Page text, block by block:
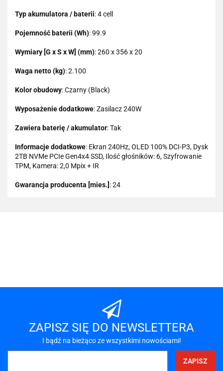
Typ akumulatora / baterii: 4 cell
Pojemność baterii (Wh): 99.9
Wymiary [G x S x W] (mm): 260 x 356 x 20
Waga netto (kg): 2.100
Kolor obudowy: Czarny (Black)
Wyposażenie dodatkowe: Zasilacz 240W
Zawiera baterię / akumulator: Tak
Informacje dodatkowe: Ekran 240Hz, OLED 100% DCI-P3, Dysk
2TB NVMe PCIe Gen4x4 SSD, Ilość głośników: 6, Szyfrowanie
TPM, Kamera: 2,0 Mpix + IR
Gwarancja producenta [mies.] : 24
A-LAN
ZAPISZ SIĘ DO NEWSLETTERA
I bądź na bieżąco ze wszystkimi nowościami!